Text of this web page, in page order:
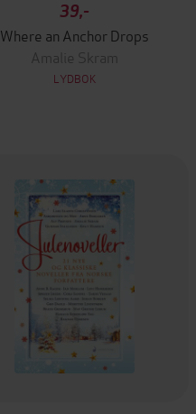
39,-
Where an Anchor Drops
Amalie Skram
LYDBOK